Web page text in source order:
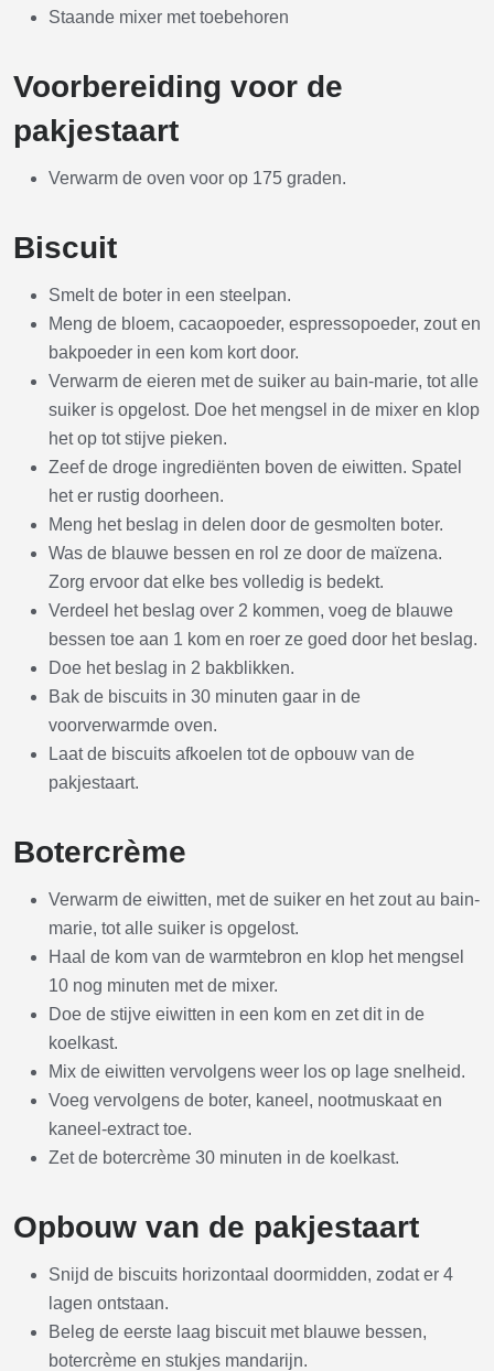
Staande mixer met toebehoren
Voorbereiding voor de
pakjestaart
Verwarm de oven voor op 175 graden.
Biscuit
Smelt de boter in een steelpan.
Meng de bloem, cacaopoeder, espressopoeder, zout en
bakpoeder in een kom kort door.
Verwarm de eieren met de suiker au bain-marie, tot alle
suiker is opgelost. Doe het mengsel in de mixer en klop
het op tot stijve pieken.
Zeef de droge ingrediënten boven de eiwitten. Spatel
het er rustig doorheen.
Meng het beslag in delen door de gesmolten boter.
Was de blauwe bessen en rol ze door de maïzena.
Zorg ervoor dat elke bes volledig is bedekt.
Verdeel het beslag over 2 kommen, voeg de blauwe
bessen toe aan 1 kom en roer ze goed door het beslag.
Doe het beslag in 2 bakblikken.
Bak de biscuits in 30 minuten gaar in de
voorverwarmde oven.
Laat de biscuits afkoelen tot de opbouw van de
pakjestaart.
Botercrème
Verwarm de eiwitten, met de suiker en het zout au bain-
marie, tot alle suiker is opgelost.
Haal de kom van de warmtebron en klop het mengsel
10 nog minuten met de mixer.
Doe de stijve eiwitten in een kom en zet dit in de
koelkast.
Mix de eiwitten vervolgens weer los op lage snelheid.
Voeg vervolgens de boter, kaneel, nootmuskaat en
kaneel-extract toe.
Zet de botercrème 30 minuten in de koelkast.
Opbouw van de pakjestaart
Snijd de biscuits horizontaal doormidden, zodat er 4
lagen ontstaan.
Beleg de eerste laag biscuit met blauwe bessen,
botercrème en stukjes mandarijn.